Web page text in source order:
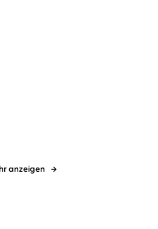
anzeigen